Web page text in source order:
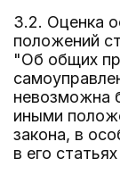
3.2. Оценка
положений
"Об общих
невозможна
иными
закона, в
в его